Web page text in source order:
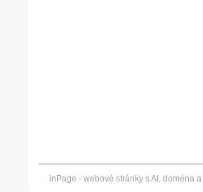
inPage - webové stránky s AI, doména a